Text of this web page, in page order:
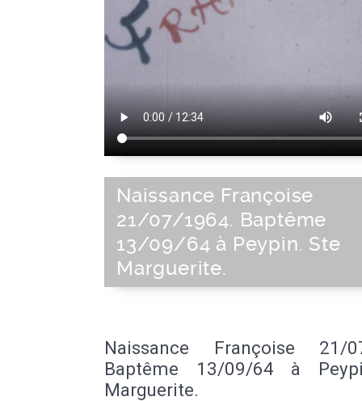
Naissance Françoise
21/07/1964. Baptême
13/09/64 à Peypin. Ste
Marguerite.
Naissance Françoise 21/
Baptême 13/09/64 à
Marguerite.